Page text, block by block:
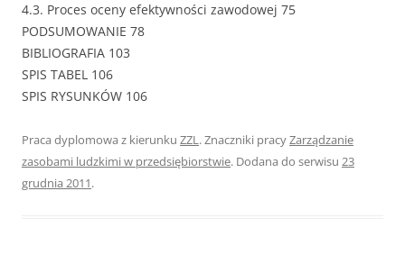
4.3. Proces oceny efektywności zawodowej 75
PODSUMOWANIE 78
BIBLIOGRAFIA 103
SPIS TABEL 106
SPIS RYSUNKÓW 106
Praca dyplomowa z kierunku ZZL. Znaczniki pracyZarządzanie
zasobami ludzkimi w przedsiębiorstwie. Dodana do serwisu 23
grudnia 2011.